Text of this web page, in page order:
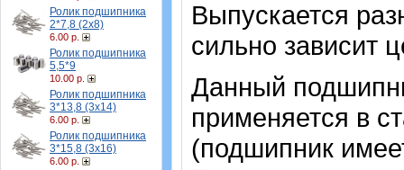
Ролик подшипника
2*7,8 (2х8)
6.00 р.
Ролик подшипника
5,5*9
10.00 р.
Ролик подшипника
3*13,8 (3х14)
6.00 р.
Ролик подшипника
3*15,8 (3х16)
6.00 р.
Выпускается
сильно зависит
Данный
применяется в
(подшипник